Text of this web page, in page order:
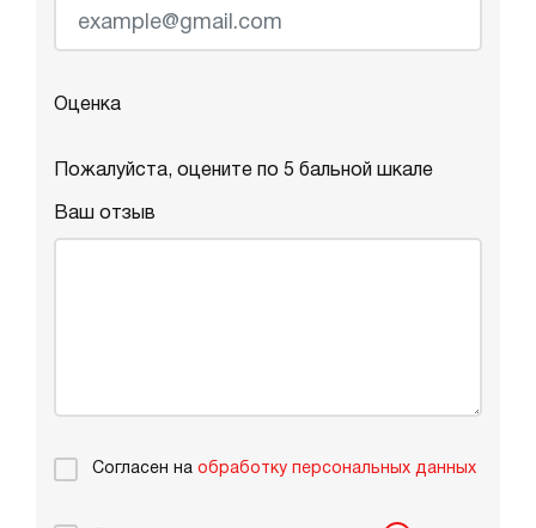
Оценка
Пожалуйста, оцените по 5 бальной шкале
Ваш отзыв
Согласен на обработку персональных данных